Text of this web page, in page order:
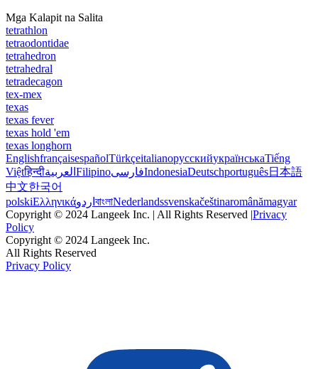
Mga Kalapit na Salita
tetrathlon
tetraodontidae
tetrahedron
tetrahedral
tetradecagon
tex-mex
texas
texas fever
texas hold 'em
texas longhorn
EnglishfrançaisespañolTürkçeitalianoрусскийукраїнськаTiếng
Việtहिन्दीالعربية FilipinoفارسیIndonesiaDeutschportuguês日本語
中文한국어
polskiΕλληνικάاردو বাংলাNederlandssvenskačeštinaromânămagyar
Copyright © 2024 Langeek Inc. | All Rights Reserved |Privacy
Policy
Copyright © 2024 Langeek Inc.
All Rights Reserved
Privacy Policy